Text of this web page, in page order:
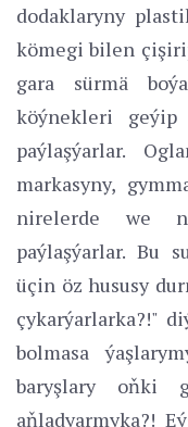
dodaklaryny
kömegi bilen
gara sürmä
köýnekleri geýip
paýlaşýarlar.
markasyny,
nirelerde we
paýlaşýarlar. Bu
üçin öz hususy
çykarýarlarka?!"
bolmasa
baryşlary oňki
aňladyarmyka?!